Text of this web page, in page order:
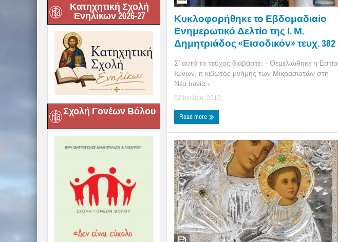
Κατηχητική Σχολή
Ενηλίκων 2026-27
Σχολή Γονέων Βόλου
Κυκλοφορήθηκε το Εβδομαδιαίο
Ενημερωτικό Δελτίο της Ι. Μ.
Δημητριάδος «Εισοδικόν» τευχ. 382
Σ’ αυτό το τεύχος διαβάστε: - Θεμελιώθηκε η Εστία
Ιώνων, η κιβωτός μνήμης των Μικρασιατών στη
Νέα Ιωνία - ...
02 Ιουλίου, 2019
Read more